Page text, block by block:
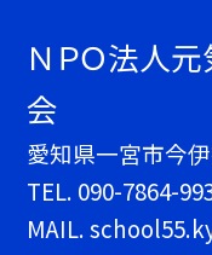
ＮＰＯ法人
会
愛知県一宮市今
TEL. 090-7864-
MAIL.